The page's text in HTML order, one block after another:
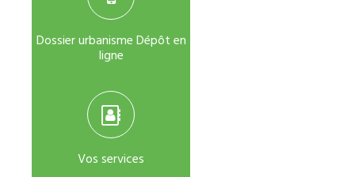
Dossier urbanisme Dépôt en
ligne
Vos services